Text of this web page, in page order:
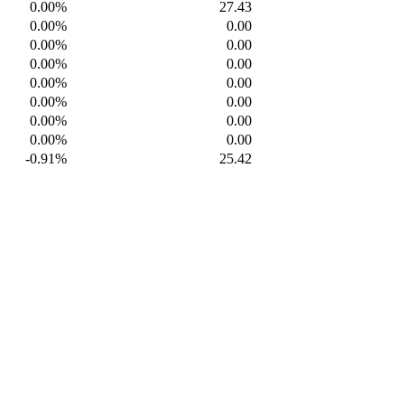
0.00%
27.43
0.00%
0.00
0.00%
0.00
0.00%
0.00
0.00%
0.00
0.00%
0.00
0.00%
0.00
0.00%
0.00
-0.91%
25.42